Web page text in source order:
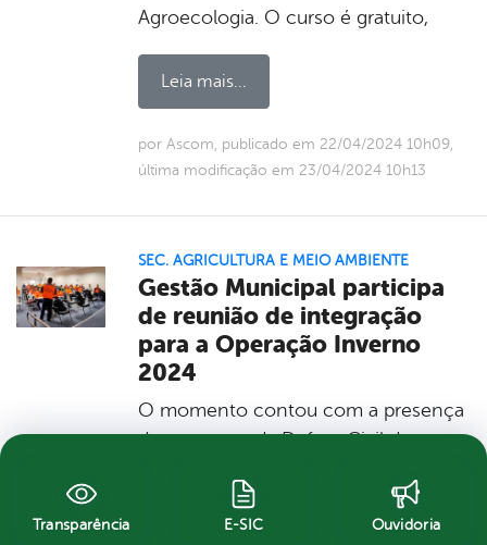
Agroecologia. O curso é gratuito,
Leia mais...
por Ascom, publicado em 22/04/2024 10h09,
última modificação em 23/04/2024 10h13
SEC. AGRICULTURA E MEIO AMBIENTE
Gestão Municipal participa
de reunião de integração
para a Operação Inverno
2024
O momento contou com a presença
dos gestores da Defesa Civil de
Reafirmando o cuidado com o
município de Belo Jardim, a Gestão
Transparência E-SIC Ouvidoria